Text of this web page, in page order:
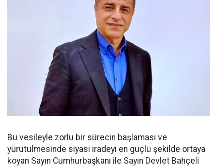
Bu vesileyle zorlu bir sürecin başlaması ve
yürütülmesinde siyasi iradeyi en güçlü şekilde ortaya
koyan Sayın Cumhurbaşkanı ile Sayın Devlet Bahçeli